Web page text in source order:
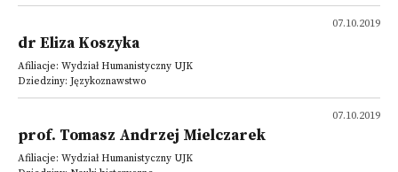
07.10.2019
dr Eliza Koszyka
Afiliacje: Wydział Humanistyczny UJK
Dziedziny: Językoznawstwo
07.10.2019
prof. Tomasz Andrzej Mielczarek
Afiliacje: Wydział Humanistyczny UJK